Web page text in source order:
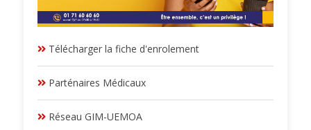
Télécharger la fiche d'enrolement
Parténaires Médicaux
Réseau GIM-UEMOA